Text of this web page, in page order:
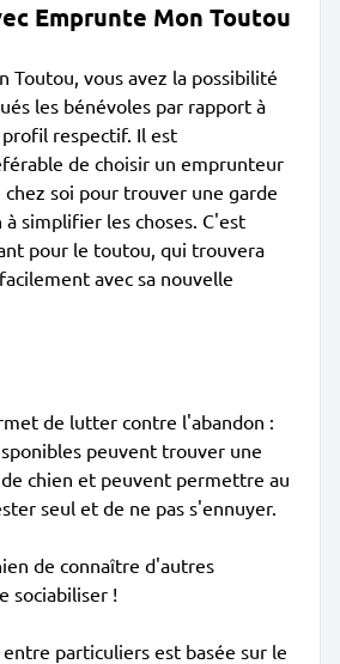
Emprunte Mon Toutou
Toutou, vous avez la possibilité
les bénévoles par rapport à
profil respectif. Il est
de choisir un emprunteur
soi pour trouver une garde
à simplifier les choses. C'est
pour le toutou, qui trouvera
avec sa nouvelle
de lutter contre l'abandon :
peuvent trouver une
chien et peuvent permettre au
seul et de ne pas s'ennuyer.
de connaître d'autres
sociabiliser !
particuliers est basée sur le